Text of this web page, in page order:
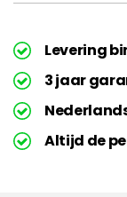
Levering
3 jaar
Altijd de